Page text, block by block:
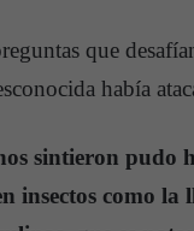
que
había
sintieron pudo
insectos como la